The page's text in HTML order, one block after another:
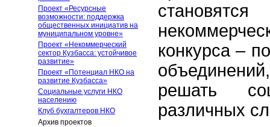
Проект «Ресурсные
возможности: поддержка
общественных инициатив на
муниципальном уровне»
Проект «Некоммерческий
сектор Кузбасса: устойчивое
развитие»
Проект «Потенциал НКО на
развитие Кузбасса»
Социальные услуги НКО
населению
Клуб бухгалтеров НКО
Архив проектов
конкурса –
решать
различных